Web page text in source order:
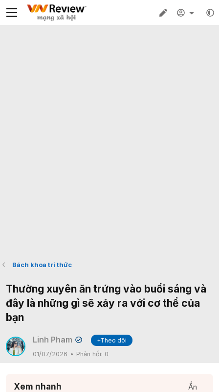
Bách khoa tri thức
Thường xuyên ăn trứng vào buổi sáng và
đây là những gì sẽ xảy ra với cơ thể của
bạn
Linh Pham ✔
+Theo dõi
01/07/2026
Phản hồi: 0
Xem nhanh
Ẩn